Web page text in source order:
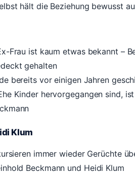
hält die Beziehung bewusst
Frau ist kaum etwas bekannt –
gehalten
bereits vor einigen Jahren
Kinder hervorgegangen sind,
Klum
immer wieder Gerüchte
Beckmann und Heidi Klum